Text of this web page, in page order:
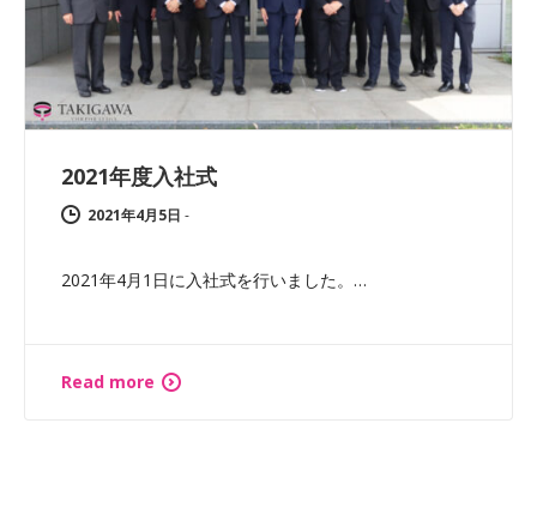
2021年度入社式
2021年4月5日 -
2021年4月1日に入社式を行いました。…
Read more